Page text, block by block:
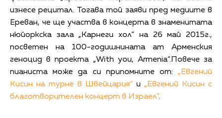
изнесе рецитал. Тогава той заяви пред медиите в
Ереван, че ще участва в концерта в знаменитата
нюйоркска зала „Карнеги хол“ на 26 май 2015г.,
посветен на 100-годишнината ат Арменския
геноцид в проекта „With you, Armenia“.Повече за
пианиста може да си припомните от: „Евгений
Кисин на турне в Швейцария“ и „Евгений Кисин с
благотворителен концерт в Израел“.